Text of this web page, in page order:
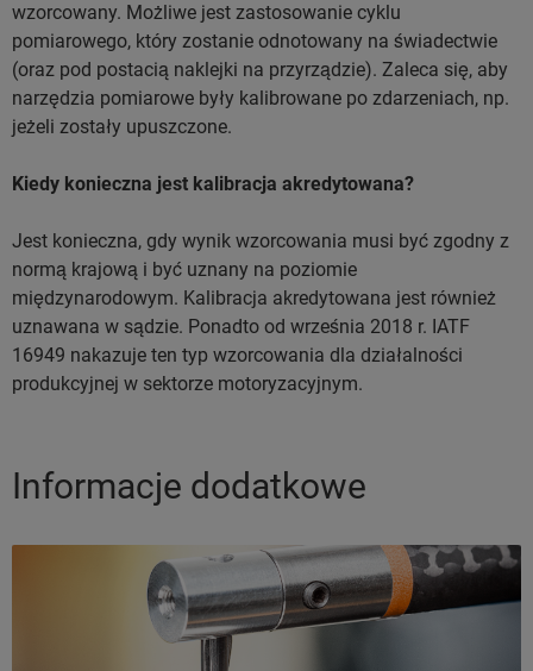
wzorcowany. Możliwe jest zastosowanie cyklu
pomiarowego, który zostanie odnotowany na świadectwie
(oraz pod postacią naklejki na przyrządzie). Zaleca się, aby
narzędzia pomiarowe były kalibrowane po zdarzeniach, np.
jeżeli zostały upuszczone.
Kiedy konieczna jest kalibracja akredytowana?
Jest konieczna, gdy wynik wzorcowania musi być zgodny z
normą krajową i być uznany na poziomie
międzynarodowym. Kalibracja akredytowana jest również
uznawana w sądzie. Ponadto od września 2018 r. IATF
16949 nakazuje ten typ wzorcowania dla działalności
produkcyjnej w sektorze motoryzacyjnym.
Informacje dodatkowe